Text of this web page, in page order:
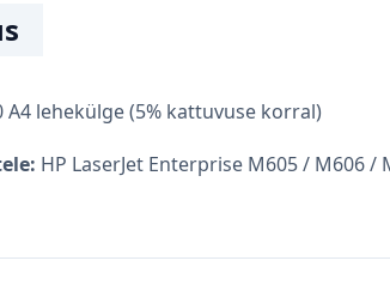
A4 lehekülge (5% kattuvuse korral)
HP LaserJet Enterprise M605 / M606 /